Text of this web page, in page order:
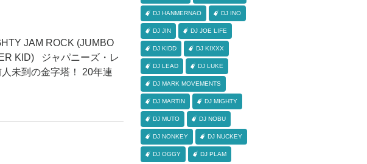
JAM ROCK (JUMBO
KID) ジャパニーズ・レ
未到の金字塔！ 20年連
DJ HANMERNAO DJ INO
DJ JIN DJ JOE LIFE
DJ KIDD DJ KIXXX
DJ LEAD DJ LUKE
DJ MARK MOVEMENTS
DJ MARTIN DJ MIGHTY
DJ MUTO DJ NOBU
DJ NONKEY DJ NUCKEY
DJ OGGY DJ PLAM